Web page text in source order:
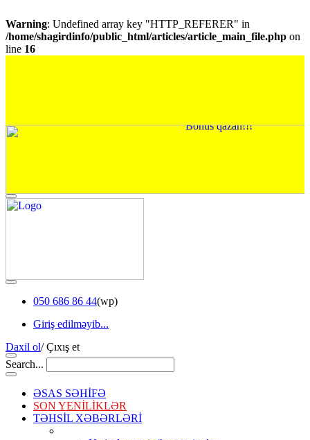
Warning: Undefined array key "HTTP_REFERER" in
/home/shagirdinfo/public_html/articles/article_main_file.php on
line 16
050 686 86 44(wp)
Giriş edilməyib...
Daxil ol/Çıxış et
Search...
ƏSAS SƏHİFƏ
SON YENİLİKLƏR
TƏHSİL XƏBƏRLƏRİ